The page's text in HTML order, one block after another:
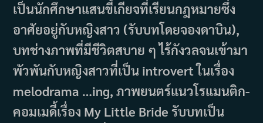
เป็นนักศึกษาแสนขี้เกียจที่เรียนกฎหมายซึ่ง
อาศัยอยู่กับหญิงสาว (รับบทโดยจองดาบิน),
บทช่างภาพที่มีชีวิตสบาย ๆ ไร้กังวลจนเข้ามา
พัวพันกับหญิงสาวที่เป็น introvert ในเรื่อง
melodrama …ing, ภาพยนตร์แนวโรแมนติก-
คอมเมดี้เรื่อง My Little Bride รับบทเป็น